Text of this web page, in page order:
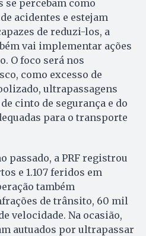
se percebam como
acidentes e estejam
de reduzi-los, a
vai implementar ações
O foco será nos
como excesso de
ultrapassagens
cinto de segurança e do
para o transporte
passado, a PRF registrou
e 1.107 feridos em
também
de trânsito, 60 mil
velocidade. Na ocasião,
autuados por ultrapassar